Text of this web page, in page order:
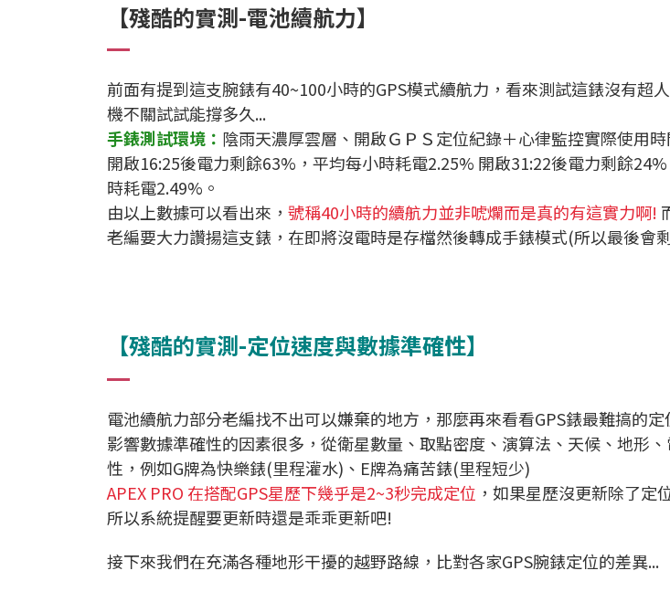
【殘酷的實測-電池續航力】
前面有提到這支腕錶有40~100小時的GPS模式續航力，看來測試這錶沒有
機不關試試能撐多久...
手錶測試環境： 陰雨天濃厚雲層、開啟ＧＰＳ定位紀錄＋心律監控實際使用時
開啟16:25後電力剩餘63%，平均每小時耗電2.25% 開啟31:22後電力剩餘
時耗電2.49%。
由以上數據可以看出來， 號稱40小時的續航力並非唬爛而是真的有這實力啊!
老編要大力讚揚這支錶，在即將沒電時是存檔然後轉成手錶模式(所以最後會
【殘酷的實測-定位速度與數據準確性】
電池續航力部分老編找不出可以嫌棄的地方，那麼再來看看GPS錶最難搞的
影響數據準確性的因素很多，從衛星數量、取點密度、演算法、天候、地形
性，例如G牌為快樂錶(里程灌水)、E牌為痛苦錶(里程短少)
APEX PRO 在搭配GPS星歷下幾乎是2~3秒完成定位 ，如果星歷沒更新除了定
所以系統提醒要更新時還是乖乖更新吧!
接下來我們在充滿各種地形干擾的越野路線，比對各家GPS腕錶定位的差異...